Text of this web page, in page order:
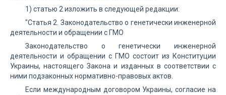
1) статью 2 изложить в следующей редакции:
"Статья 2. Законодательство о генетически инженерной
деятельности и обращении с ГМО
Законодательство о генетически инженерной
деятельности и обращении с ГМО состоит из Конституции
Украины, настоящего Закона и изданных в соответствии с
ними подзаконных нормативно-правовых актов.
Если международным договором Украины, согласие на